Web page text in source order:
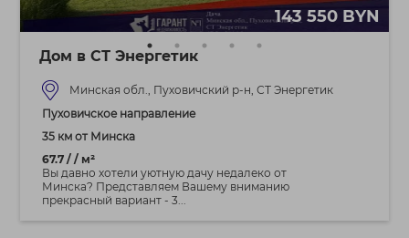
143 550 BYN
Дом в СТ Энергетик
Минская обл., Пуховичский р-н, СТ Энергетик
Пуховичское направление
35 км от Минска
67.7 / / м²
Вы давно хотели уютную дачу недалеко от
Минска? Представляем Вашему вниманию
прекрасный вариант - 3...